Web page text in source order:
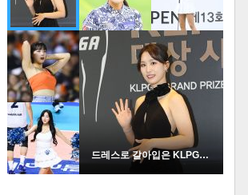
많이 본 뉴스
연예
스포츠 포토
2
드레스로 갈아입은 KLPGA …